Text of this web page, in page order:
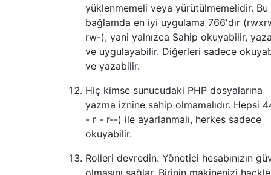
yüklenmemeli veya yürütülmemelidir. Bu
bağlamda en iyi uygulama 766'dır
rw-), yani yalnızca Sahip okuyabilir,
ve uygulayabilir. Diğerleri sadece
ve yazabilir.
Hiç kimse sunucudaki PHP dosyalarına
yazma iznine sahip olmamalıdır. Hepsi
- r - r--) ile ayarlanmalı, herkes sadece
okuyabilir.
Rolleri devredin. Yönetici hesabınızın
olmasını sağlar. Birinin makinenizi